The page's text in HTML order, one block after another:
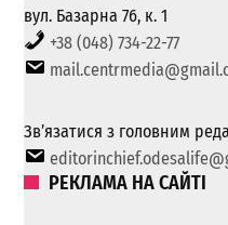
вул. Базарна 76, к. 1
+38 (048) 734-22-77
Зв’язатися з головним
РЕКЛАМА НА САЙТІ